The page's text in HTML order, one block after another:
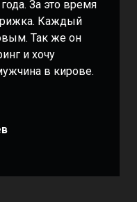
За это время
Каждый
Так же он
и хочу
в кирове.